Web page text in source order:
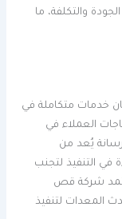
والتكلفة، ما
خدمات متكاملة في
العملاء في
يُعد من
في التنفيذ لتجنب
تعتمد شركة قص
المعدات لتنفيذ